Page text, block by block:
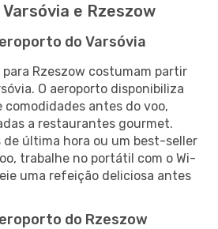
e Rzeszow
do Varsóvia
para Rzeszow costumam partir
O aeroporto disponibiliza
comodidades antes do voo,
a restaurantes gourmet.
de última hora ou um best-seller
trabalhe no portátil com o Wi-
uma refeição deliciosa antes
do Rzeszow